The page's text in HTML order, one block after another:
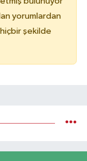
yorumlardan
şekilde